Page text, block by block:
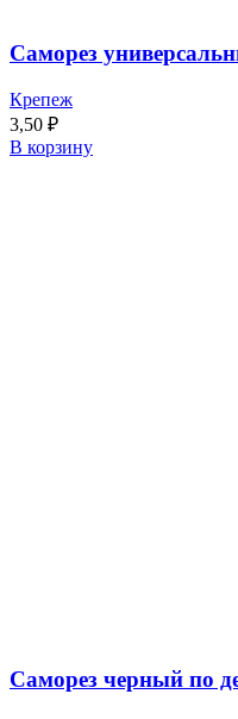
Саморез
Крепеж
3,50 ₽
В корзину
Саморез черный по